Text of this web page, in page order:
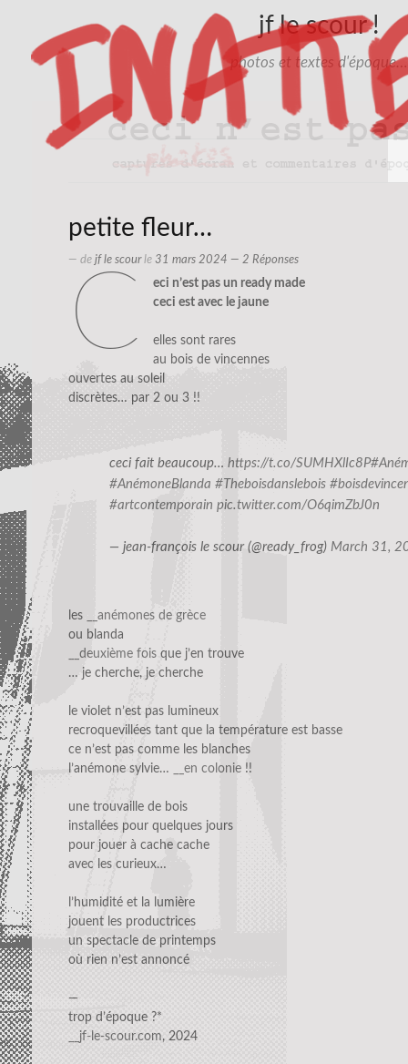
jf le scour !
photos et textes d'époque…
petite fleur…
— de jf le scourle 31 mars 2024 — 2 Réponses
c
eci n’est pas un ready made
ceci est avec le jaune
elles sont rares
au bois de vincennes
ouvertes au soleil
discrètes… par 2 ou 3 !!
ceci fait beaucoup… https://t.co/SUMHXlIc8P
#AnémoneBlanda #Theboisdanslebois
#artcontemporain pic.twitter.com/O6qimZbJ0n
— jean-françois le scour (@ready_frog) March 31,
les
__anémones de grèce
ou blanda
__deuxième fois que j’en trouve
… je cherche, je cherche
le violet n’est pas lumineux
recroquevillées tant que la température est basse
ce n’est pas comme les blanches
l’anémone sylvie…
__en colonie !!
une trouvaille de bois
installées pour quelques jours
pour jouer à cache cache
avec les curieux…
l’humidité et la lumière
jouent les productrices
un spectacle de printemps
où rien n’est annoncé
—
trop d’époque ?*
__jf-le-scour.com, 2024